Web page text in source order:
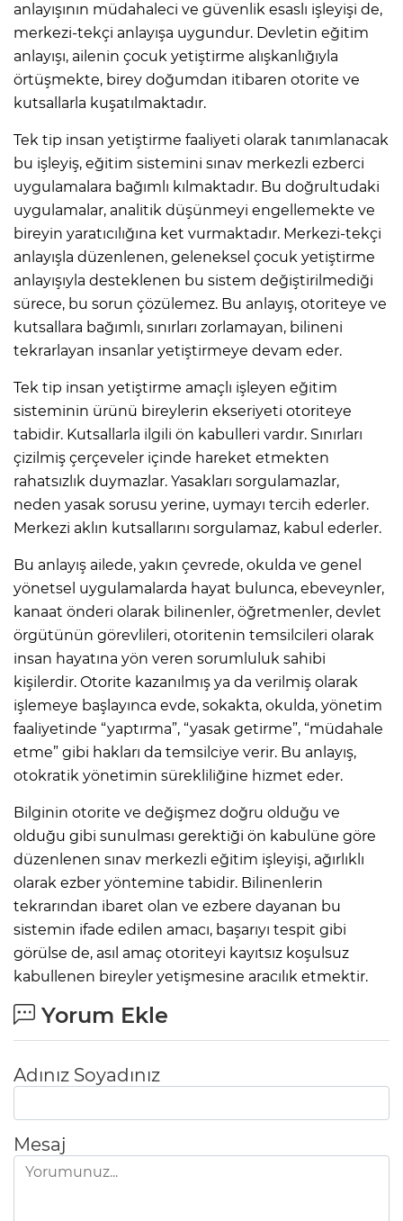
anlayışının müdahaleci ve güvenlik esaslı işleyişi de,
merkezi-tekçi anlayışa uygundur. Devletin eğitim
anlayışı, ailenin çocuk yetiştirme alışkanlığıyla
örtüşmekte, birey doğumdan itibaren otorite ve
kutsallarla kuşatılmaktadır.
Tek tip insan yetiştirme faaliyeti olarak tanımlanacak
bu işleyiş, eğitim sistemini sınav merkezli ezberci
uygulamalara bağımlı kılmaktadır. Bu doğrultudaki
uygulamalar, analitik düşünmeyi engellemekte ve
bireyin yaratıcılığına ket vurmaktadır. Merkezi-tekçi
anlayışla düzenlenen, geleneksel çocuk yetiştirme
anlayışıyla desteklenen bu sistem değiştirilmediği
sürece, bu sorun çözülemez. Bu anlayış, otoriteye ve
kutsallara bağımlı, sınırları zorlamayan, bilineni
tekrarlayan insanlar yetiştirmeye devam eder.
Tek tip insan yetiştirme amaçlı işleyen eğitim
sisteminin ürünü bireylerin ekseriyeti otoriteye
tabidir. Kutsallarla ilgili ön kabulleri vardır. Sınırları
çizilmiş çerçeveler içinde hareket etmekten
rahatsızlık duymazlar. Yasakları sorgulamazlar,
neden yasak sorusu yerine, uymayı tercih ederler.
Merkezi aklın kutsallarını sorgulamaz, kabul ederler.
Bu anlayış ailede, yakın çevrede, okulda ve genel
yönetsel uygulamalarda hayat bulunca, ebeveynler,
kanaat önderi olarak bilinenler, öğretmenler, devlet
örgütünün görevlileri, otoritenin temsilcileri olarak
insan hayatına yön veren sorumluluk sahibi
kişilerdir. Otorite kazanılmış ya da verilmiş olarak
işlemeye başlayınca evde, sokakta, okulda, yönetim
faaliyetinde “yaptırma”, “yasak getirme”, “müdahale
etme” gibi hakları da temsilciye verir. Bu anlayış,
otokratik yönetimin sürekliliğine hizmet eder.
Bilginin otorite ve değişmez doğru olduğu ve
olduğu gibi sunulması gerektiği ön kabulüne göre
düzenlenen sınav merkezli eğitim işleyişi, ağırlıklı
olarak ezber yöntemine tabidir. Bilinenlerin
tekrarından ibaret olan ve ezbere dayanan bu
sistemin ifade edilen amacı, başarıyı tespit gibi
görülse de, asıl amaç otoriteyi kayıtsız koşulsuz
kabullenen bireyler yetişmesine aracılık etmektir.
Yorum Ekle
Adınız Soyadınız
Mesaj